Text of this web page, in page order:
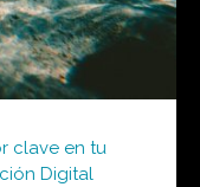
clave en tu
Digital